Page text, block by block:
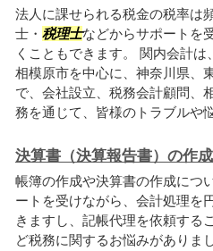
法人に課せられる税金の税率は
士・ 税理士などからサポートを
くこともできます。 関内会計は
相模原市を中心に、神奈川県、
で、会社設立、税務会計顧問、
務を通じて、皆様のトラブルや
決算書（決算報告書）の作成
帳簿の作成や決算書の作成につ
ートを受けながら、会計処理を
きますし、記帳代理を依頼する
ど税務に関するお悩みがありま